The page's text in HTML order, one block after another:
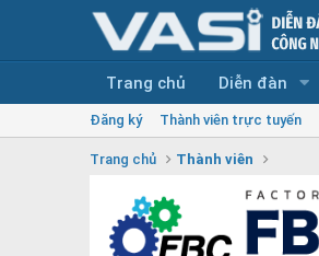
Trang chủ Diễn đàn
Đăng ký Thành viên trực tuyến
Trang chủ Thành viên